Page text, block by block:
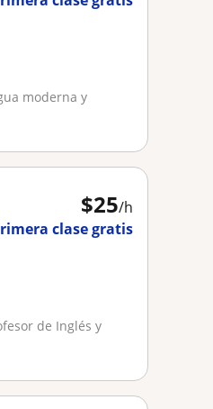
moderna y
$25/h
clase gratis
de Inglés y